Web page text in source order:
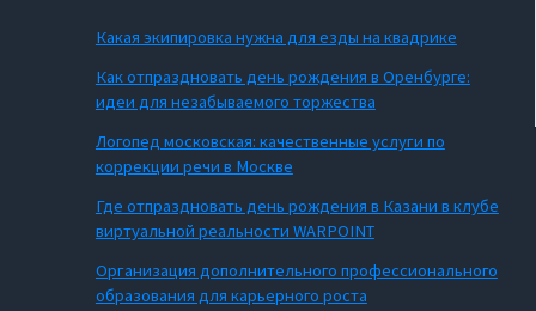
Какая экипировка нужна для езды на квадрике
Как отпраздновать день рождения в Оренбурге:
идеи для незабываемого торжества
Логопед московская: качественные услуги по
коррекции речи в Москве
Где отпраздновать день рождения в Казани в клубе
виртуальной реальности WARPOINT
Организация дополнительного профессионального
образования для карьерного роста